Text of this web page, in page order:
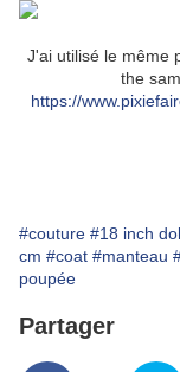
J'ai utilisé le même
the
https://
#couture #18 inch
cm #coat #manteau
poupée
Partager